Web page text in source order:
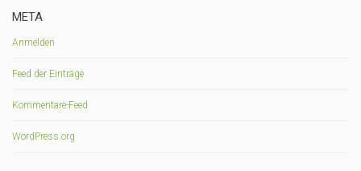
META
Anmelden
Feed der Einträge
Kommentare-Feed
WordPress.org